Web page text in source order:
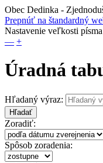
Obec Dedinka -
Prepnúť na štandardný
Nastavenie veľkosti písma
— +
Úradná
Hľadaný výraz:
Hľadať
Zoradiť:
Spôsob zoradenia: